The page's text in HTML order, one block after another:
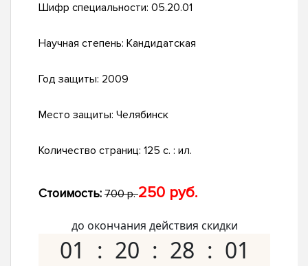
Шифр специальности: 05.20.01
Научная степень: Кандидатская
Год защиты: 2009
Место защиты: Челябинск
Количество страниц: 125 с. : ил.
Стоимость: 700 р.250 руб.
до окончания действия скидки
01 20 28 00